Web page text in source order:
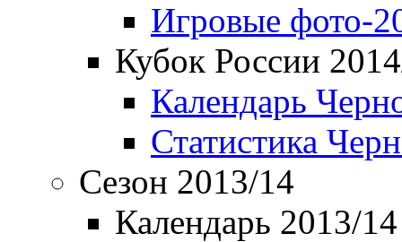
Игровые фото-
Кубок России
Календарь
Статистика
Сезон 2013/14
Календарь 2013/14